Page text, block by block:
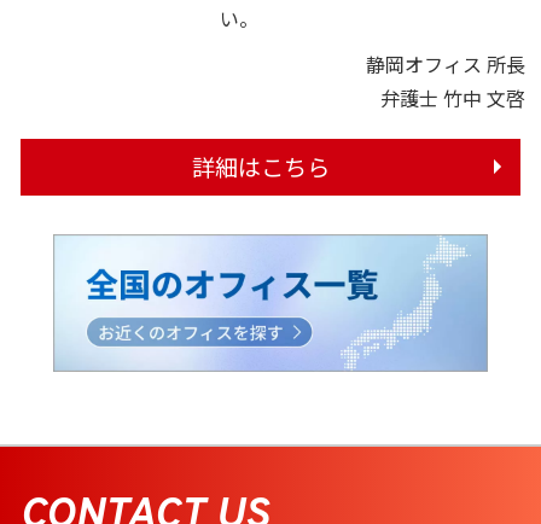
い。
静岡オフィス 所長
弁護士 竹中 文啓
詳細はこちら